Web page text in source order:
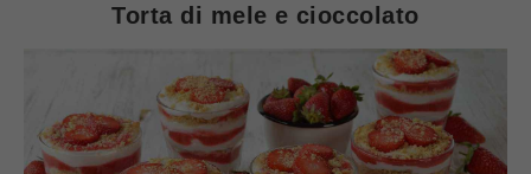
Torta di mele e cioccolato